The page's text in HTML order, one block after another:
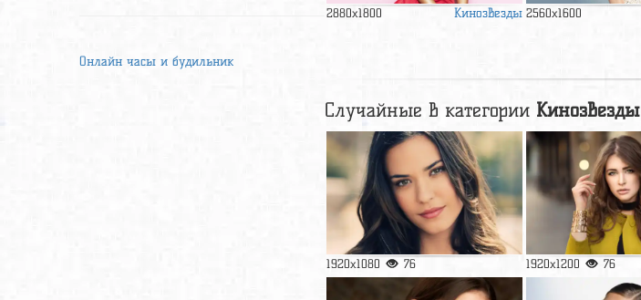
Онлайн часы и будильник
2880x1800 Кинозвезды 2560x1600
Случайные в категории Кинозвезды
1920x1080 76 1920x1200 76